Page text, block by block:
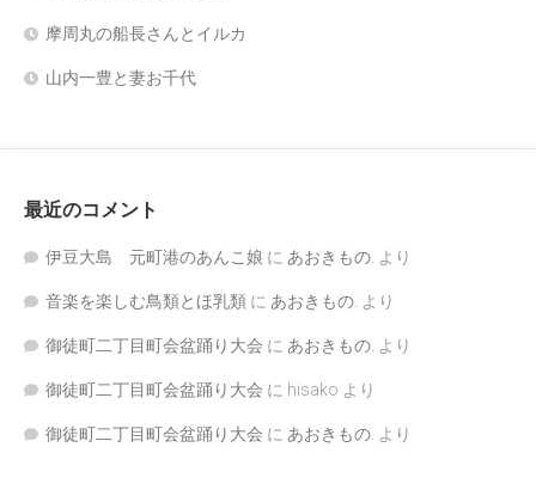
摩周丸の船長さんとイルカ
山内一豊と妻お千代
最近のコメント
伊豆大島 元町港のあんこ娘 に あおきもの. より
音楽を楽しむ鳥類とほ乳類 に あおきもの. より
御徒町二丁目町会盆踊り大会 に あおきもの. より
御徒町二丁目町会盆踊り大会 に hisako より
御徒町二丁目町会盆踊り大会 に あおきもの. より